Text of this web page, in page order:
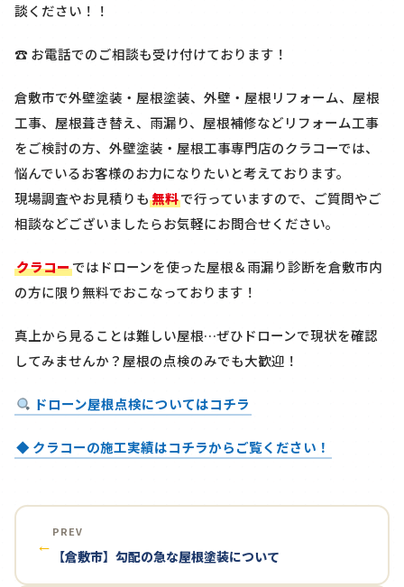
談ください！！
☎ お電話でのご相談も受け付けております！
倉敷市で外壁塗装・屋根塗装、外壁・屋根リフォーム、屋根
工事、屋根葺き替え、雨漏り、屋根補修などリフォーム工事
をご検討の方、外壁塗装・屋根工事専門店のクラコーでは、
悩んでいるお客様のお力になりたいと考えております。
現場調査やお見積りも無料で行っていますので、ご質問やご
相談などございましたらお気軽にお問合せください。
クラコーではドローンを使った屋根＆雨漏り診断を倉敷市内
の方に限り無料でおこなっております！
真上から見ることは難しい屋根…ぜひドローンで現状を確認
してみませんか？屋根の点検のみでも大歓迎！
ドローン屋根点検についてはコチラ
◆ クラコーの施工実績はコチラからご覧ください！
←
PREV
【倉敷市】勾配の急な屋根塗装について